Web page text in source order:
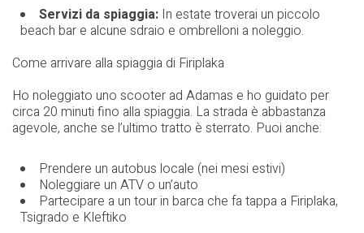
Servizi da spiaggia: In estate troverai un piccolo
beach bar e alcune sdraio e ombrelloni a noleggio.
Come arrivare alla spiaggia di Firiplaka
Ho noleggiato uno scooter ad Adamas e ho guidato per
circa 20 minuti fino alla spiaggia. La strada è abbastanza
agevole, anche se l’ultimo tratto è sterrato. Puoi anche:
Prendere un autobus locale (nei mesi estivi)
Noleggiare un ATV o un’auto
Partecipare a un tour in barca che fa tappa a Firiplaka,
Tsigrado e Kleftiko